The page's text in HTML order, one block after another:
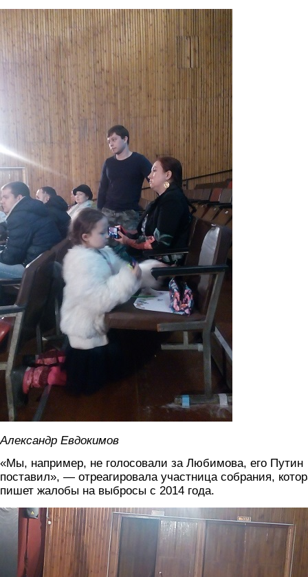
img_20191109_152238.jpg
Александр Евдокимов
«Мы, например, не голосовали за Любимова, его Путин
поставил», — отреагировала участница собрания,
пишет жалобы на выбросы с 2014 года.
img_20191109_145820.jpg